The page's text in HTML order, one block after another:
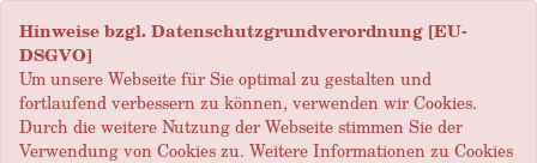
Hinweise bzgl. Datenschutzgrundverordnung [EU-
DSGVO]
Um unsere Webseite für Sie optimal zu gestalten und
fortlaufend verbessern zu können, verwenden wir Cookies.
Durch die weitere Nutzung der Webseite stimmen Sie der
Verwendung von Cookies zu. Weitere Informationen zu Cookies